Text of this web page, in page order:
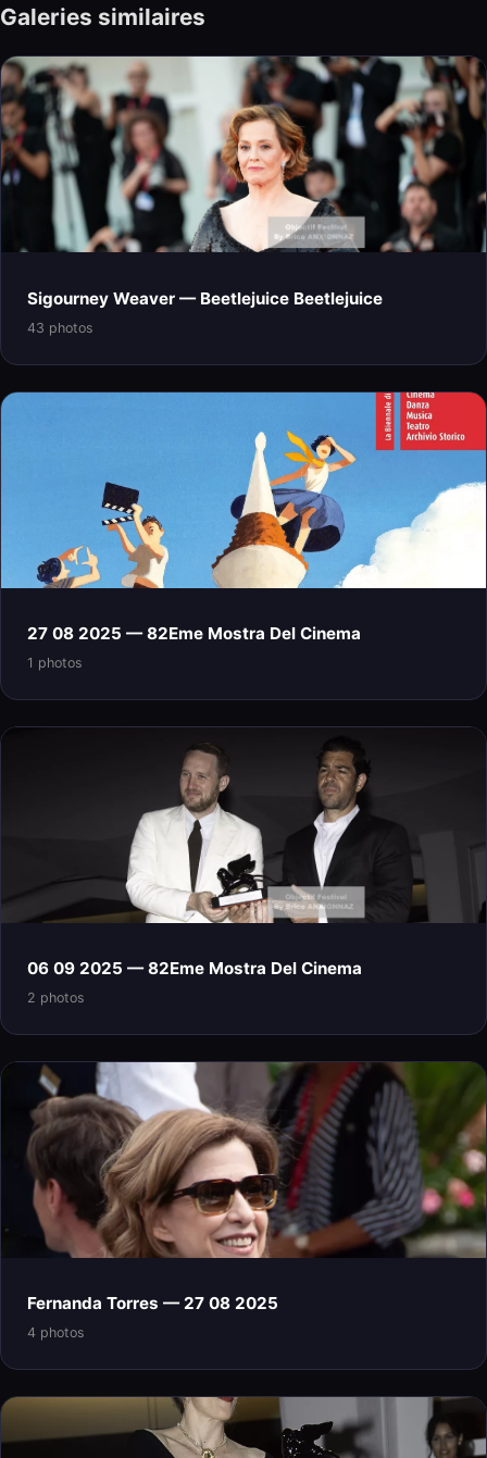
Galeries similaires
Sigourney Weaver — Beetlejuice Beetlejuice
43 photos
27 08 2025 — 82Eme Mostra Del Cinema
1 photos
06 09 2025 — 82Eme Mostra Del Cinema
2 photos
Fernanda Torres — 27 08 2025
4 photos